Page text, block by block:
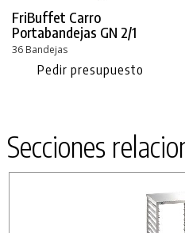
FriBuffet Carro
Portabandejas GN 2/1
36 Bandejas
Pedir presupuesto
Secciones